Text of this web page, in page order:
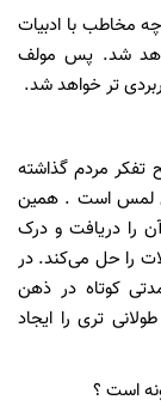
مخاطب با ادبیات
شد. پس مولف
تر خواهد شد.
مردم گذاشته
لمس است . همین
را دریافت و درک
را حل می‌کند. در
کوتاه در ذهن
تری را ایجاد
است ؟